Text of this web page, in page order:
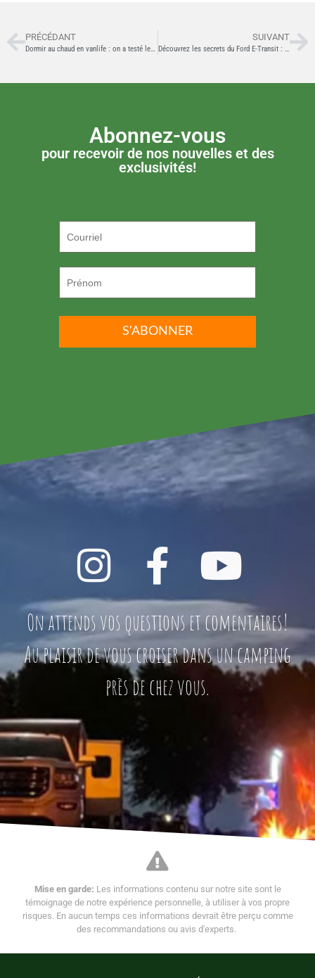
PRÉCÉDANT
Dormir au chaud en vanlife : on a testé les panneaux isolants de Vanblindz
SUIVANT
Découvrez les secrets du Ford E-Transit : astuces FORScan et modifications possibles
Abonnez-vous
pour recevoir de nos nouvelles et des
exclusivités!
On attends vos questions et comentaires!
Au plaisir de vous croiser dans un camping
près de chez vous.
Mise en garde: Les informations contenu sur notre site sont le
témoignage de notre expérience personnelle, à utiliser à vos propre
risques. En aucun temps ces informations devrait être perçu comme
des recommandations ou avis d'experts.